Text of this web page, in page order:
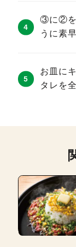
③に②を
うに素
お皿に
タレを